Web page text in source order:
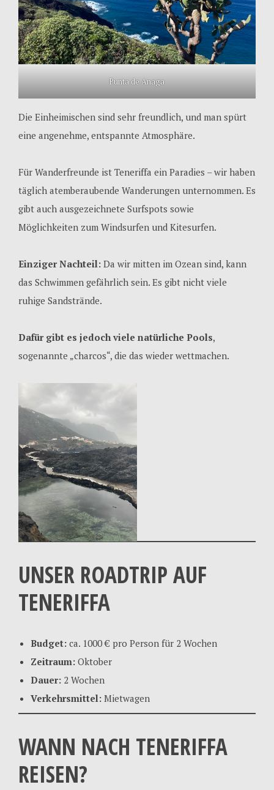
Punta de Anaga
Die Einheimischen sind sehr freundlich, und man spürt
eine angenehme, entspannte Atmosphäre.
Für Wanderfreunde ist Teneriffa ein Paradies – wir haben
täglich atemberaubende Wanderungen unternommen. Es
gibt auch ausgezeichnete Surfspots sowie
Möglichkeiten zum Windsurfen und Kitesurfen.
Einziger Nachteil:Da wir mitten im Ozean sind, kann
das Schwimmen gefährlich sein. Es gibt nicht viele
ruhige Sandstrände.
Dafür gibt es jedoch viele natürliche Pools,
sogenannte „charcos“, die das wieder wettmachen.
UNSER ROADTRIP AUF
TENERIFFA
Budget:ca. 1000 € pro Person für 2 Wochen
Zeitraum:Oktober
Dauer:2 Wochen
Verkehrsmittel:Mietwagen
WANN NACH TENERIFFA
REISEN?